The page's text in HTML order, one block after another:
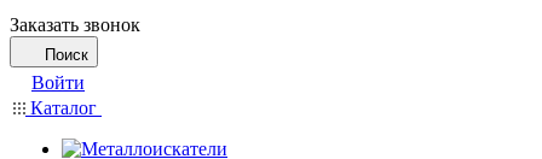
Заказать звонок
Поиск
Войти
Каталог